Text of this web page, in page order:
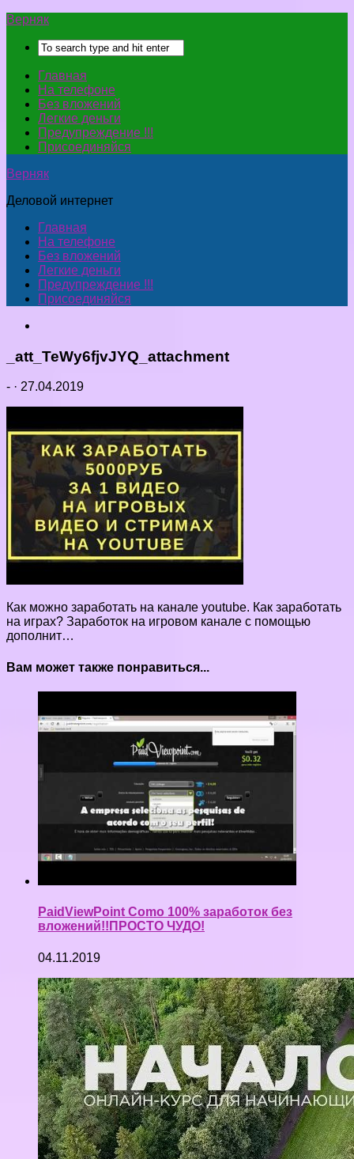
Верняк
Главная
На телефоне
Без вложений
Легкие деньги
Предупреждение !!!
Присоединяйся
Верняк
Деловой интернет
Главная
На телефоне
Без вложений
Легкие деньги
Предупреждение !!!
Присоединяйся
_att_TeWy6fjvJYQ_attachment
- · 27.04.2019
Как можно заработать на канале youtube. Как заработать
на играх? Заработок на игровом канале с помощью
дополнит…
Вам может также понравиться...
PaidViewPoint Como 100% заработок без
вложений!!ПРОСТО ЧУДО!
04.11.2019